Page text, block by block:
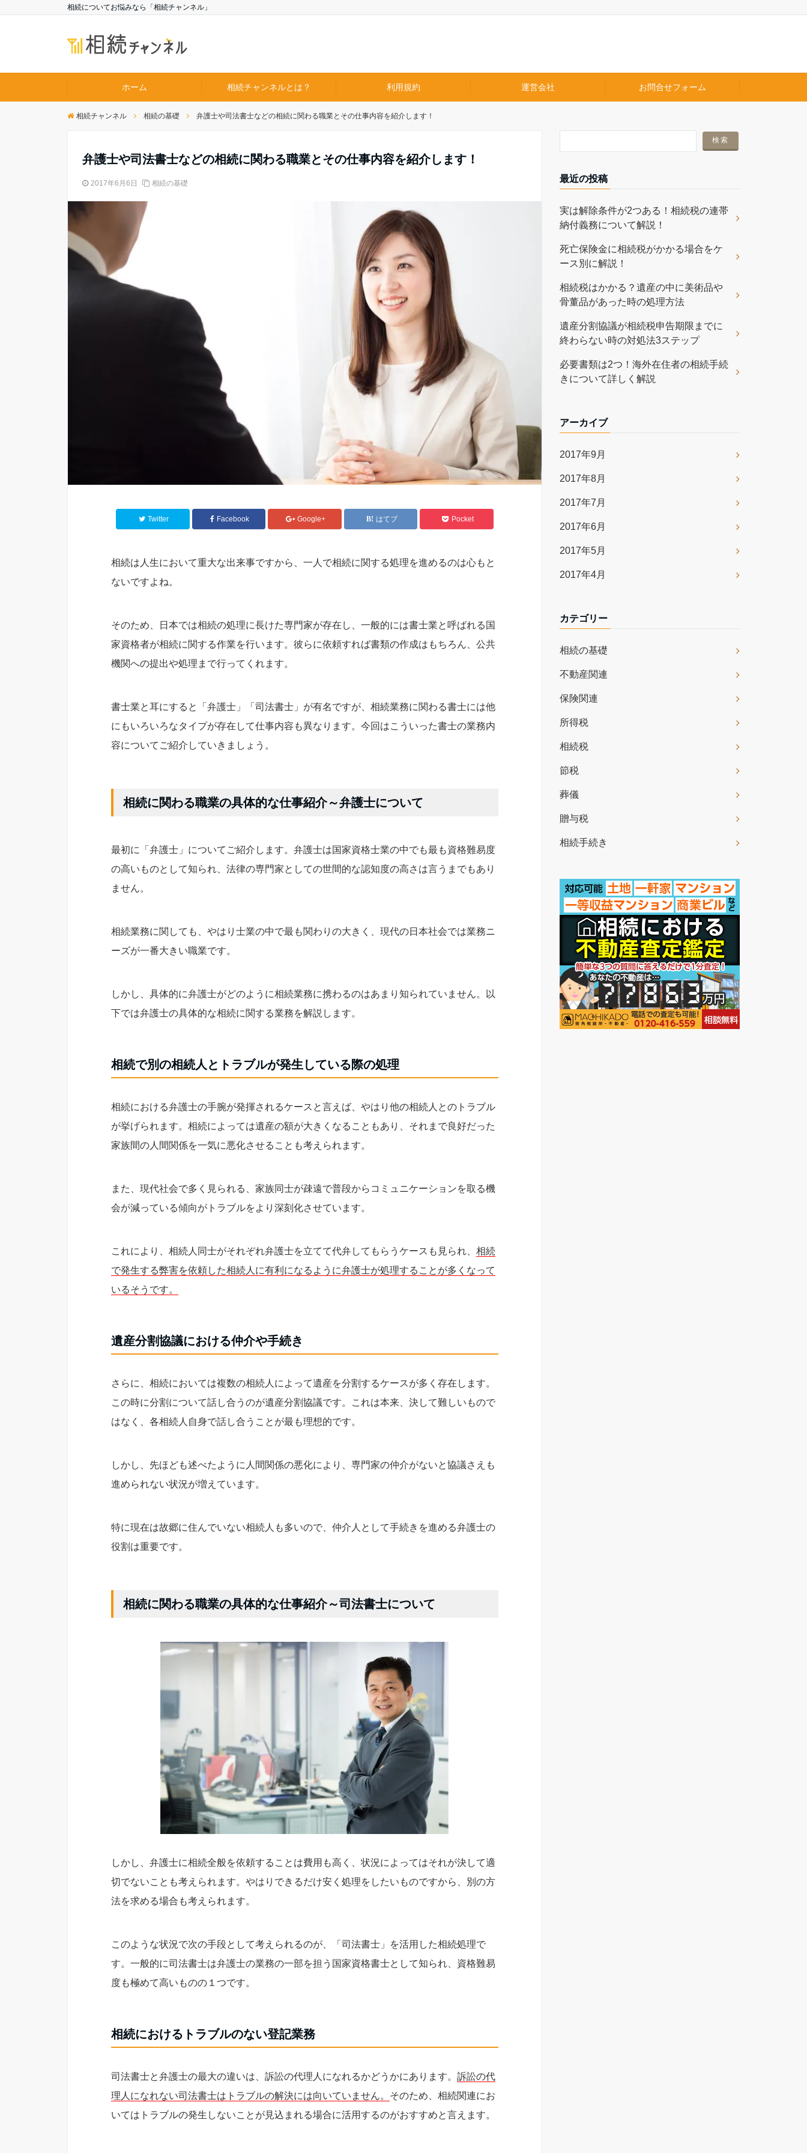
相続についてお悩みなら「相続チャンネル」
ホーム 相続チャンネルとは？ 利用規約 運営会社 お問合せフォーム
相続チャンネル 相続の基礎 弁護士や司法書士などの相続に関わる職業とその仕事内容を紹介します！
弁護士や司法書士などの相続に関わる職業とその仕事内容を紹介します！
2017年6月6日 相続の基礎
Twitter Facebook Google+ はてブ Pocket
相続は人生において重大な出来事ですから、一人で相続に関する処理を進めるのは心もと
ないですよね。
そのため、日本では相続の処理に長けた専門家が存在し、一般的には書士業と呼ばれる国
家資格者が相続に関する作業を行います。彼らに依頼すれば書類の作成はもちろん、公共
機関への提出や処理まで行ってくれます。
書士業と耳にすると「弁護士」「司法書士」が有名ですが、相続業務に関わる書士には他
にもいろいろなタイプが存在して仕事内容も異なります。今回はこういった書士の業務内
容についてご紹介していきましょう。
相続に関わる職業の具体的な仕事紹介～弁護士について
最初に「弁護士」についてご紹介します。弁護士は国家資格士業の中でも最も資格難易度
の高いものとして知られ、法律の専門家としての世間的な認知度の高さは言うまでもあり
ません。
相続業務に関しても、やはり士業の中で最も関わりの大きく、現代の日本社会では業務ニ
ーズが一番大きい職業です。
しかし、具体的に弁護士がどのように相続業務に携わるのはあまり知られていません。以
下では弁護士の具体的な相続に関する業務を解説します。
相続で別の相続人とトラブルが発生している際の処理
相続における弁護士の手腕が発揮されるケースと言えば、やはり他の相続人とのトラブル
が挙げられます。相続によっては遺産の額が大きくなることもあり、それまで良好だった
家族間の人間関係を一気に悪化させることも考えられます。
また、現代社会で多く見られる、家族同士が疎遠で普段からコミュニケーションを取る機
会が減っている傾向がトラブルをより深刻化させています。
これにより、相続人同士がそれぞれ弁護士を立てて代弁してもらうケースも見られ、 相続
で発生する弊害を依頼した相続人に有利になるように弁護士が処理することが多くなって
いるそうです。
遺産分割協議における仲介や手続き
さらに、相続においては複数の相続人によって遺産を分割するケースが多く存在します。
この時に分割について話し合うのが遺産分割協議です。これは本来、決して難しいもので
はなく、各相続人自身で話し合うことが最も理想的です。
しかし、先ほども述べたように人間関係の悪化により、専門家の仲介がないと協議さえも
進められない状況が増えています。
特に現在は故郷に住んでいない相続人も多いので、仲介人として手続きを進める弁護士の
役割は重要です。
相続に関わる職業の具体的な仕事紹介～司法書士について
しかし、弁護士に相続全般を依頼することは費用も高く、状況によってはそれが決して適
切でないことも考えられます。やはりできるだけ安く処理をしたいものですから、別の方
法を求める場合も考えられます。
このような状況で次の手段として考えられるのが、「司法書士」を活用した相続処理で
す。一般的に司法書士は弁護士の業務の一部を担う国家資格書士として知られ、資格難易
度も極めて高いものの１つです。
相続におけるトラブルのない登記業務
司法書士と弁護士の最大の違いは、訴訟の代理人になれるかどうかにあります。 訴訟の代
理人になれない司法書士はトラブルの解決には向いていません。 そのため、相続関連にお
いてはトラブルの発生しないことが見込まれる場合に活用するのがおすすめと言えます。
最近の投稿
実は解除条件が2つある！相続税の連帯
納付義務について解説！
死亡保険金に相続税がかかる場合をケ
ース別に解説！
相続税はかかる？遺産の中に美術品や
骨董品があった時の処理方法
遺産分割協議が相続税申告期限までに
終わらない時の対処法3ステップ
必要書類は2つ！海外在住者の相続手続
きについて詳しく解説
アーカイブ
2017年9月
2017年8月
2017年7月
2017年6月
2017年5月
2017年4月
カテゴリー
相続の基礎
不動産関連
保険関連
所得税
相続税
節税
葬儀
贈与税
相続手続き